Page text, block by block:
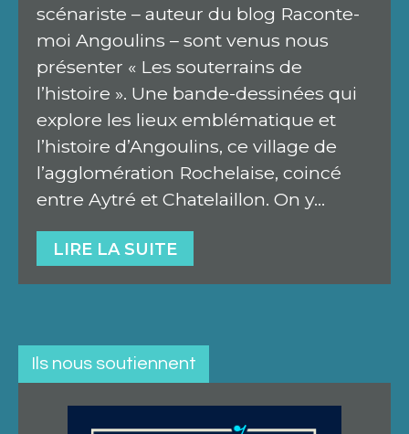
scénariste – auteur du blog Raconte-
moi Angoulins – sont venus nous
présenter « Les souterrains de
l’histoire ». Une bande-dessinées qui
explore les lieux emblématique et
l’histoire d’Angoulins, ce village de
l’agglomération Rochelaise, coincé
entre Aytré et Chatelaillon. On y…
LIRE LA SUITE
Ils nous soutiennent